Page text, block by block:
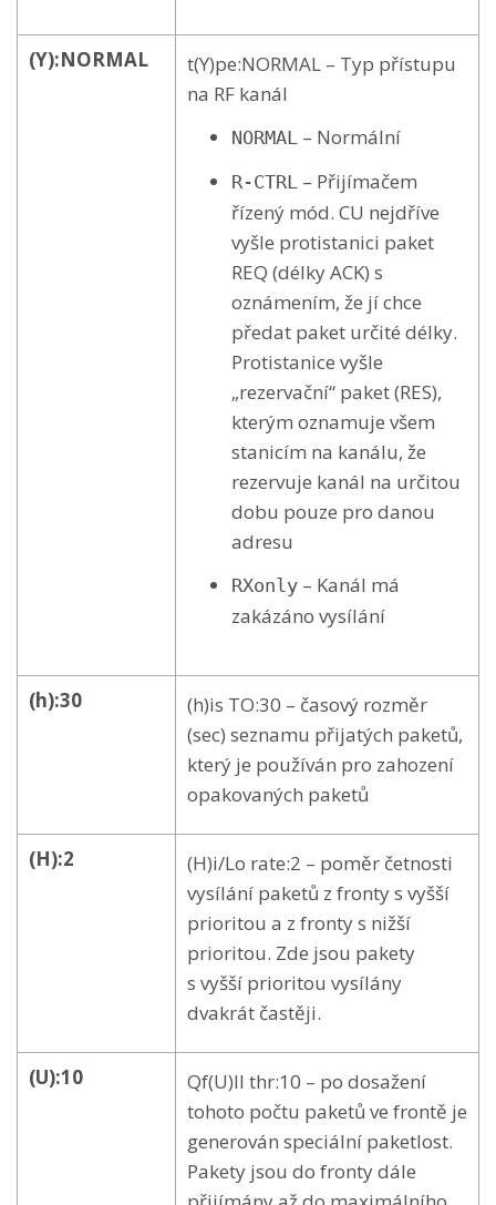
(Y):NORMAL
t(Y)pe:NORMAL – Typ přístupu
na RF kanál
NORMAL – Normální
R-CTRL – Přijímačem
řízený mód. CU nejdříve
vyšle protistanici paket
REQ (délky ACK) s
oznámením, že jí chce
předat paket určité délky.
Protistanice vyšle
„rezervační“ paket (RES),
kterým oznamuje všem
stanicím na kanálu, že
rezervuje kanál na určitou
dobu pouze pro danou
adresu
RXonly – Kanál má
zakázáno vysílání
(h):30
(h)is TO:30 – časový rozměr
(sec) seznamu přijatých paketů,
který je používán pro zahození
opakovaných paketů
(H):2
(H)i/Lo rate:2 – poměr četnosti
vysílání paketů z fronty s vyšší
prioritou a z fronty s nižší
prioritou. Zde jsou pakety
s vyšší prioritou vysílány
dvakrát častěji.
(U):10
Qf(U)ll thr:10 – po dosažení
tohoto počtu paketů ve frontě je
generován speciální paketlost.
Pakety jsou do fronty dále